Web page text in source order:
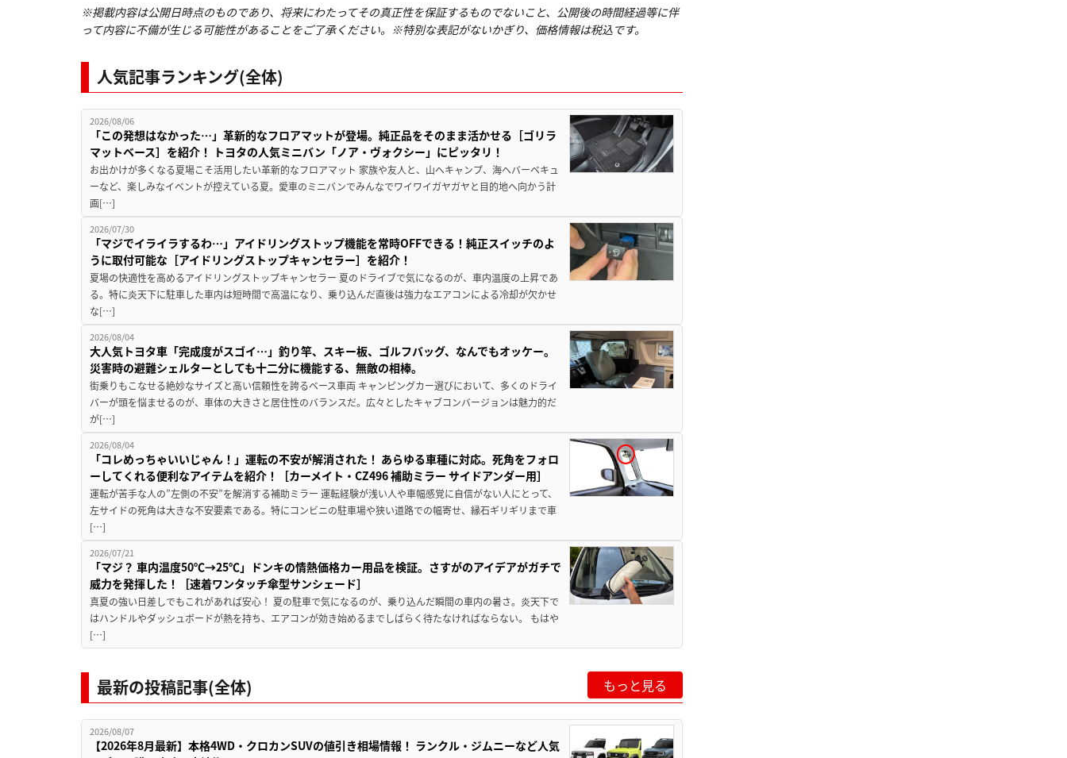
※掲載内容は公開日時点のものであり、将来にわたってその真正性を保証するものでないこと、公開後の時間経過等に伴
って内容に不備が生じる可能性があることをご了承ください。※特別な表記がないかぎり、価格情報は税込です。
人気記事ランキング(全体)
2026/08/06
「この発想はなかった…」革新的なフロアマットが登場。純正品をそのまま活かせる［ゴリラ
マットベース］を紹介！ トヨタの人気ミニバン「ノア・ヴォクシー」にピッタリ！
お出かけが多くなる夏場こそ活用したい革新的なフロアマット 家族や友人と、山へキャンプ、海へバーベキュ
ーなど、楽しみなイベントが控えている夏。愛車のミニバンでみんなでワイワイガヤガヤと目的地へ向かう計
画[…]
2026/07/30
「マジでイライラするわ…」アイドリングストップ機能を常時OFFできる！純正スイッチのよ
うに取付可能な［アイドリングストップキャンセラー］を紹介！
夏場の快適性を高めるアイドリングストップキャンセラー 夏のドライブで気になるのが、車内温度の上昇であ
る。特に炎天下に駐車した車内は短時間で高温になり、乗り込んだ直後は強力なエアコンによる冷却が欠かせ
な[…]
2026/08/04
大人気トヨタ車「完成度がスゴイ…」釣り竿、スキー板、ゴルフバッグ、なんでもオッケー。
災害時の避難シェルターとしても十二分に機能する、無敵の相棒。
街乗りもこなせる絶妙なサイズと高い信頼性を誇るベース車両 キャンピングカー選びにおいて、多くのドライ
バーが頭を悩ませるのが、車体の大きさと居住性のバランスだ。広々としたキャブコンバージョンは魅力的だ
が[…]
2026/08/04
「コレめっちゃいいじゃん！」運転の不安が解消された！ あらゆる車種に対応。死角をフォロ
ーしてくれる便利なアイテムを紹介！［カーメイト・CZ496 補助ミラー サイドアンダー用］
運転が苦手な人の”左側の不安”を解消する補助ミラー 運転経験が浅い人や車幅感覚に自信がない人にとって、
左サイドの死角は大きな不安要素である。特にコンビニの駐車場や狭い道路での幅寄せ、縁石ギリギリまで車
[…]
2026/07/21
「マジ？ 車内温度50℃→25℃」ドンキの情熱価格カー用品を検証。さすがのアイデアがガチで
威力を発揮した！［速着ワンタッチ傘型サンシェード］
真夏の強い日差しでもこれがあれば安心！ 夏の駐車で気になるのが、乗り込んだ瞬間の車内の暑さ。炎天下で
はハンドルやダッシュボードが熱を持ち、エアコンが効き始めるまでしばらく待たなければならない。 もはや
[…]
最新の投稿記事(全体) もっと見る
2026/08/07
【2026年8月最新】本格4WD・クロカンSUVの値引き相場情報！ ランクル・ジムニーなど人気